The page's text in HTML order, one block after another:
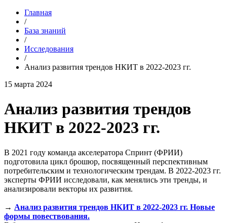
Главная
/
База знаний
/
Исследования
/
Анализ развития трендов НКИТ в 2022-2023 гг.
15 марта 2024
Анализ развития трендов
НКИТ в 2022-2023 гг.
В 2021 году команда акселератора Спринт (ФРИИ)
подготовила цикл брошюр, посвященный перспективным
потребительским и технологическим трендам. В 2022-2023 гг.
эксперты ФРИИ исследовали, как менялись эти тренды, и
анализировали векторы их развития.
→ Анализ развития трендов НКИТ в 2022-2023 гг. Новые
формы повествования.